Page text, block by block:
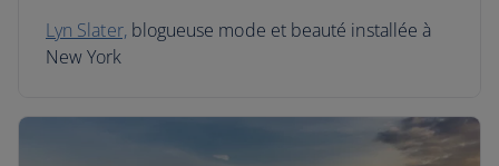
Lyn Slater,blogueuse mode et beauté installée à
New York